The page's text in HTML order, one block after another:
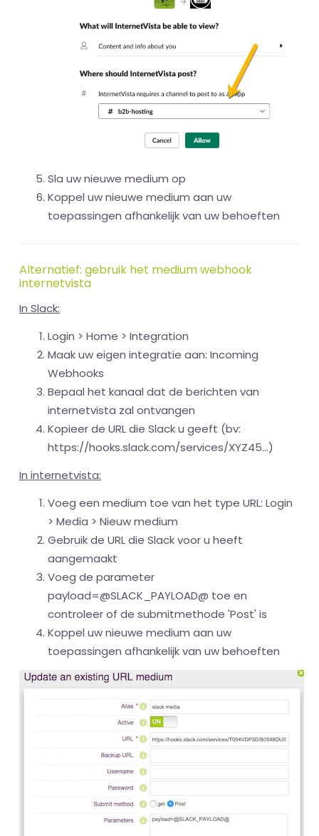
Sla uw nieuwe medium op
Koppel uw nieuwe medium aan uw
toepassingen afhankelijk van uw behoeften
Alternatief: gebruik het medium webhook
internetvista
In Slack:
Login > Home > Integration
Maak uw eigen integratie aan: Incoming
Webhooks
Bepaal het kanaal dat de berichten van
internetvista zal ontvangen
Kopieer de URL die Slack u geeft (bv:
https://hooks.slack.com/services/XYZ45...)
In internetvista:
Voeg een medium toe van het type URL: Login
> Media > Nieuw medium
Gebruik de URL die Slack voor u heeft
aangemaakt
Voeg de parameter
payload=@SLACK_PAYLOAD@ toe en
controleer of de submitmethode 'Post' is
Koppel uw nieuwe medium aan uw
toepassingen afhankelijk van uw behoeften